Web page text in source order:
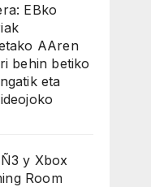
EBko
AAren
behin betiko
eta
y Xbox
Room